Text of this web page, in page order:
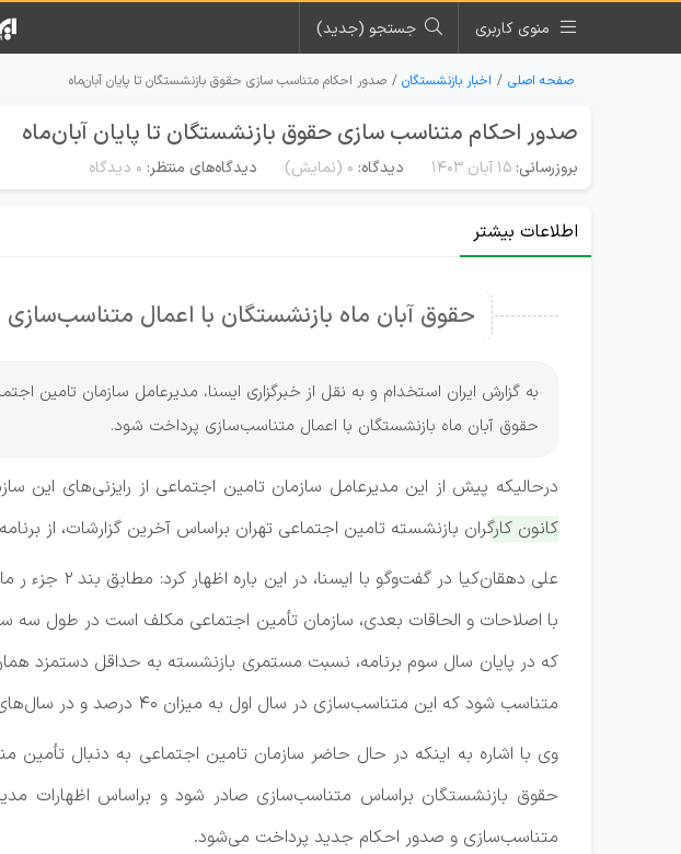
منوی کاربری جستجو (جدید)
صفحه اصلی اخبار بازنشستگان صدور احکام متناسب سازی حقوق بازنشستگان تا پایان آبان‌ماه
صدور احکام متناسب سازی حقوق بازنشستگان تا پایان آبان‌ماه
بروزرسانی: ۱۵ آبان ۱۴۰۳ دیدگاه: 0 (نمایش) دیدگاه‌های منتظر: ۰ دیدگاه
اطلاعات بیشتر
حقوق آبان ماه بازنشستگان با اعمال
به گزارش ایران استخدام و به نقل از خبرگزاری ایسنا، مدیرعامل سازمان تامین
حقوق آبان ماه بازنشستگان با اعمال متناسب‌سازی پرداخت شود.
درحالیکه پیش از این مدیرعامل سازمان تامین اجتماعی از رایزنی‌های این
کانون کارگران بازنشسته تامین اجتماعی تهران براساس آخرین گزارشات، از
با اصلاحات و الحاقات بعدی، سازمان تأمین اجتماعی مکلف است در طول سه‌
متناسب شود که این متناسب­‌سازی در سال اول به میزان ۴۰­ درصد و در سال‌های دوم و سوم هرکدام ۳۰ درصد مابه‌­التفاوت تا ۹۰ درصد یاد شده، خواهد بود.
وی با اشاره به اینکه در حال حاضر سازمان تامین اجتماعی به دنبال
حقوق بازنشستگان براساس متناسب‌سازی صادر شود و براساس اظهارات
متناسب‌سازی و صدور احکام جدید پرداخت می‌شود.